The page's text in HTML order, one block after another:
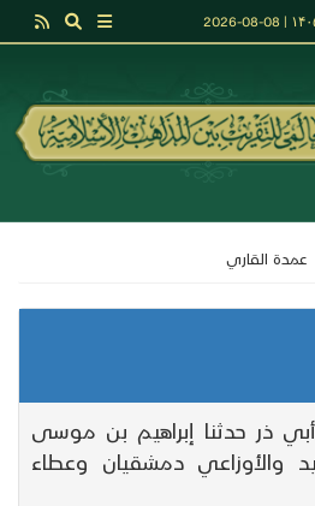
عمدة القاري
ذر حدثنا إبراهيم بن موسى
والأوزاعي دمشقيان وعطاء